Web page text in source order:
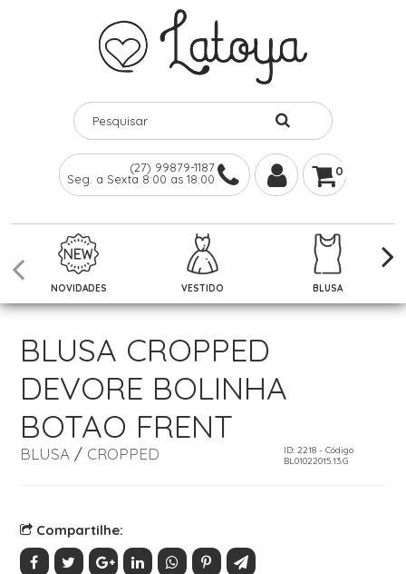
(27) 99879-1187
Seg. a Sexta 8:00 as 18:00
0
NOVIDADES VESTIDO BLUSA
BLUSA CROPPED
DEVORE BOLINHA
BOTAO FRENT
BLUSA/ CROPPED
ID: 2218 - Código
BL01022015.13.G
Compartilhe: